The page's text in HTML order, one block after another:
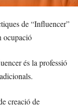
de “Influencer”
ocupació
és la professió
creació de